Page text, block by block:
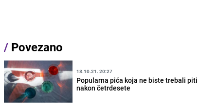
/ Povezano
18.10.21. 20:27
Popularna pića koja ne biste trebali piti
nakon četrdesete